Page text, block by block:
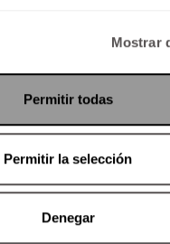
Mostrar
Permitir todas
Permitir la selección
Denegar
Política de Privacidad
RADIO MARTHA
SACA TU ID